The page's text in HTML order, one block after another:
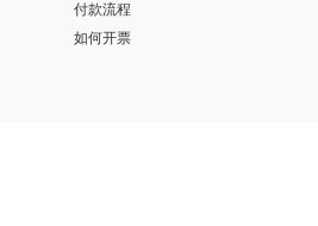
付款流程
如何开票